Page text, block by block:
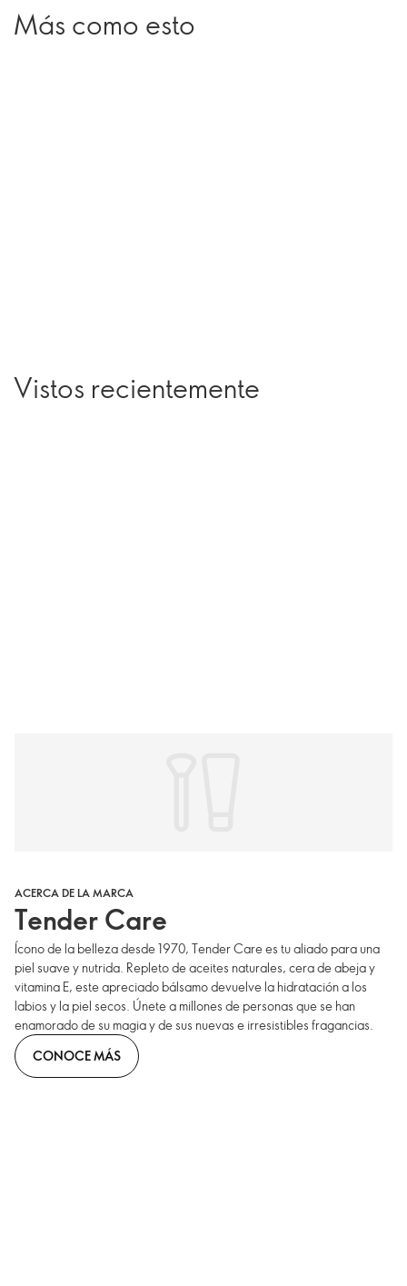
Más como esto
Vistos recientemente
ACERCA DE LA MARCA
Tender Care
Ícono de la belleza desde 1970, Tender Care es tu aliado para una
piel suave y nutrida. Repleto de aceites naturales, cera de abeja y
vitamina E, este apreciado bálsamo devuelve la hidratación a los
labios y la piel secos. Únete a millones de personas que se han
enamorado de su magia y de sus nuevas e irresistibles fragancias.
CONOCE MÁS